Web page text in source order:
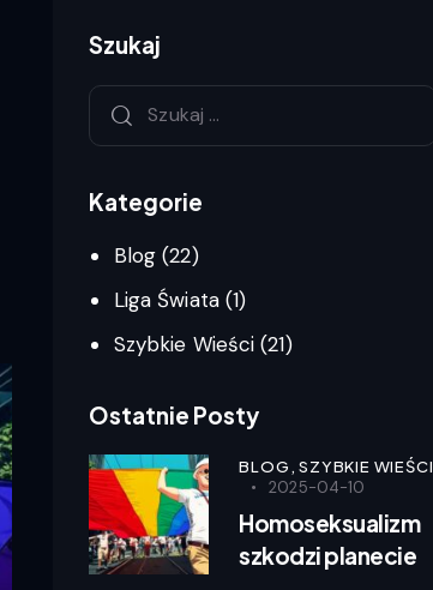
Szukaj
Kategorie
Blog (22)
Liga Świata(1)
Szybkie Wieści (21)
Ostatnie Posty
BLOG,SZYBKIE WIEŚCI
2025-04-10
Homoseksualizm
szkodzi planecie